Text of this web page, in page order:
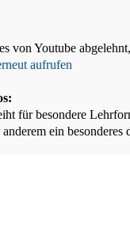
von Youtube
aufrufen
für besondere
ein besonderes